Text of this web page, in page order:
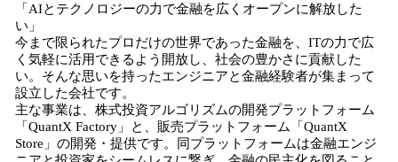
「AIとテクノロジーの力で金融を広くオープンに解放した
い」
今まで限られたプロだけの世界であった金融を、ITの力で広
く気軽に活用できるよう開放し、社会の豊かさに貢献した
い。そんな思いを持ったエンジニアと金融経験者が集まって
設立した会社です。
主な事業は、株式投資アルゴリズムの開発プラットフォーム
「QuantX Factory」と、販売プラットフォーム「QuantX
Store」の開発・提供です。同プラットフォームは金融エンジ